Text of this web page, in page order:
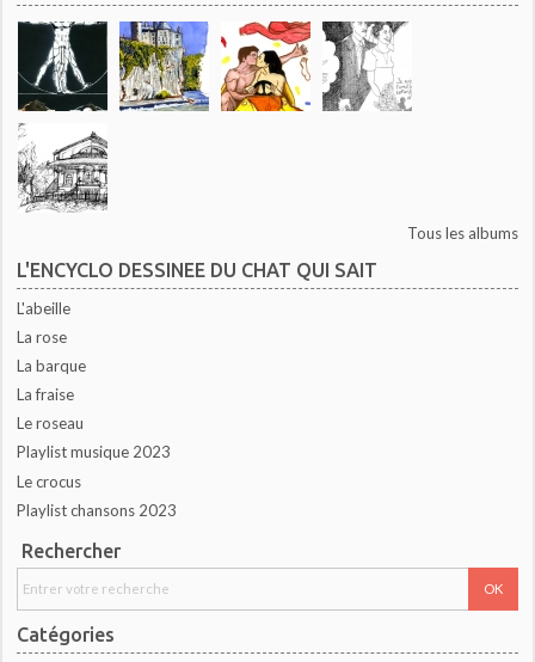
Tous les albums
L'ENCYCLO DESSINEE DU CHAT QUI SAIT
L'abeille
La rose
La barque
La fraise
Le roseau
Playlist musique 2023
Le crocus
Playlist chansons 2023
Rechercher
Catégories